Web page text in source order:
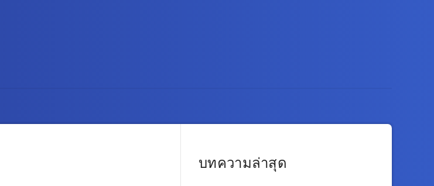
บทความล่าสุด